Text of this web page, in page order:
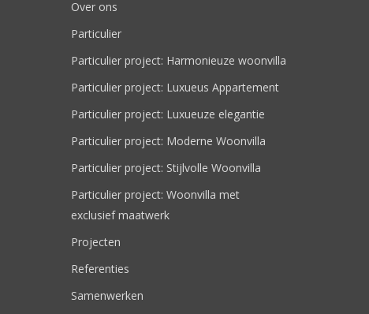
Over ons
Particulier
Particulier project: Harmonieuze woonvilla
Particulier project: Luxueus Appartement
Particulier project: Luxueuze elegantie
Particulier project: Moderne Woonvilla
Particulier project: Stijlvolle Woonvilla
Particulier project: Woonvilla met
exclusief maatwerk
Projecten
Referenties
Samenwerken